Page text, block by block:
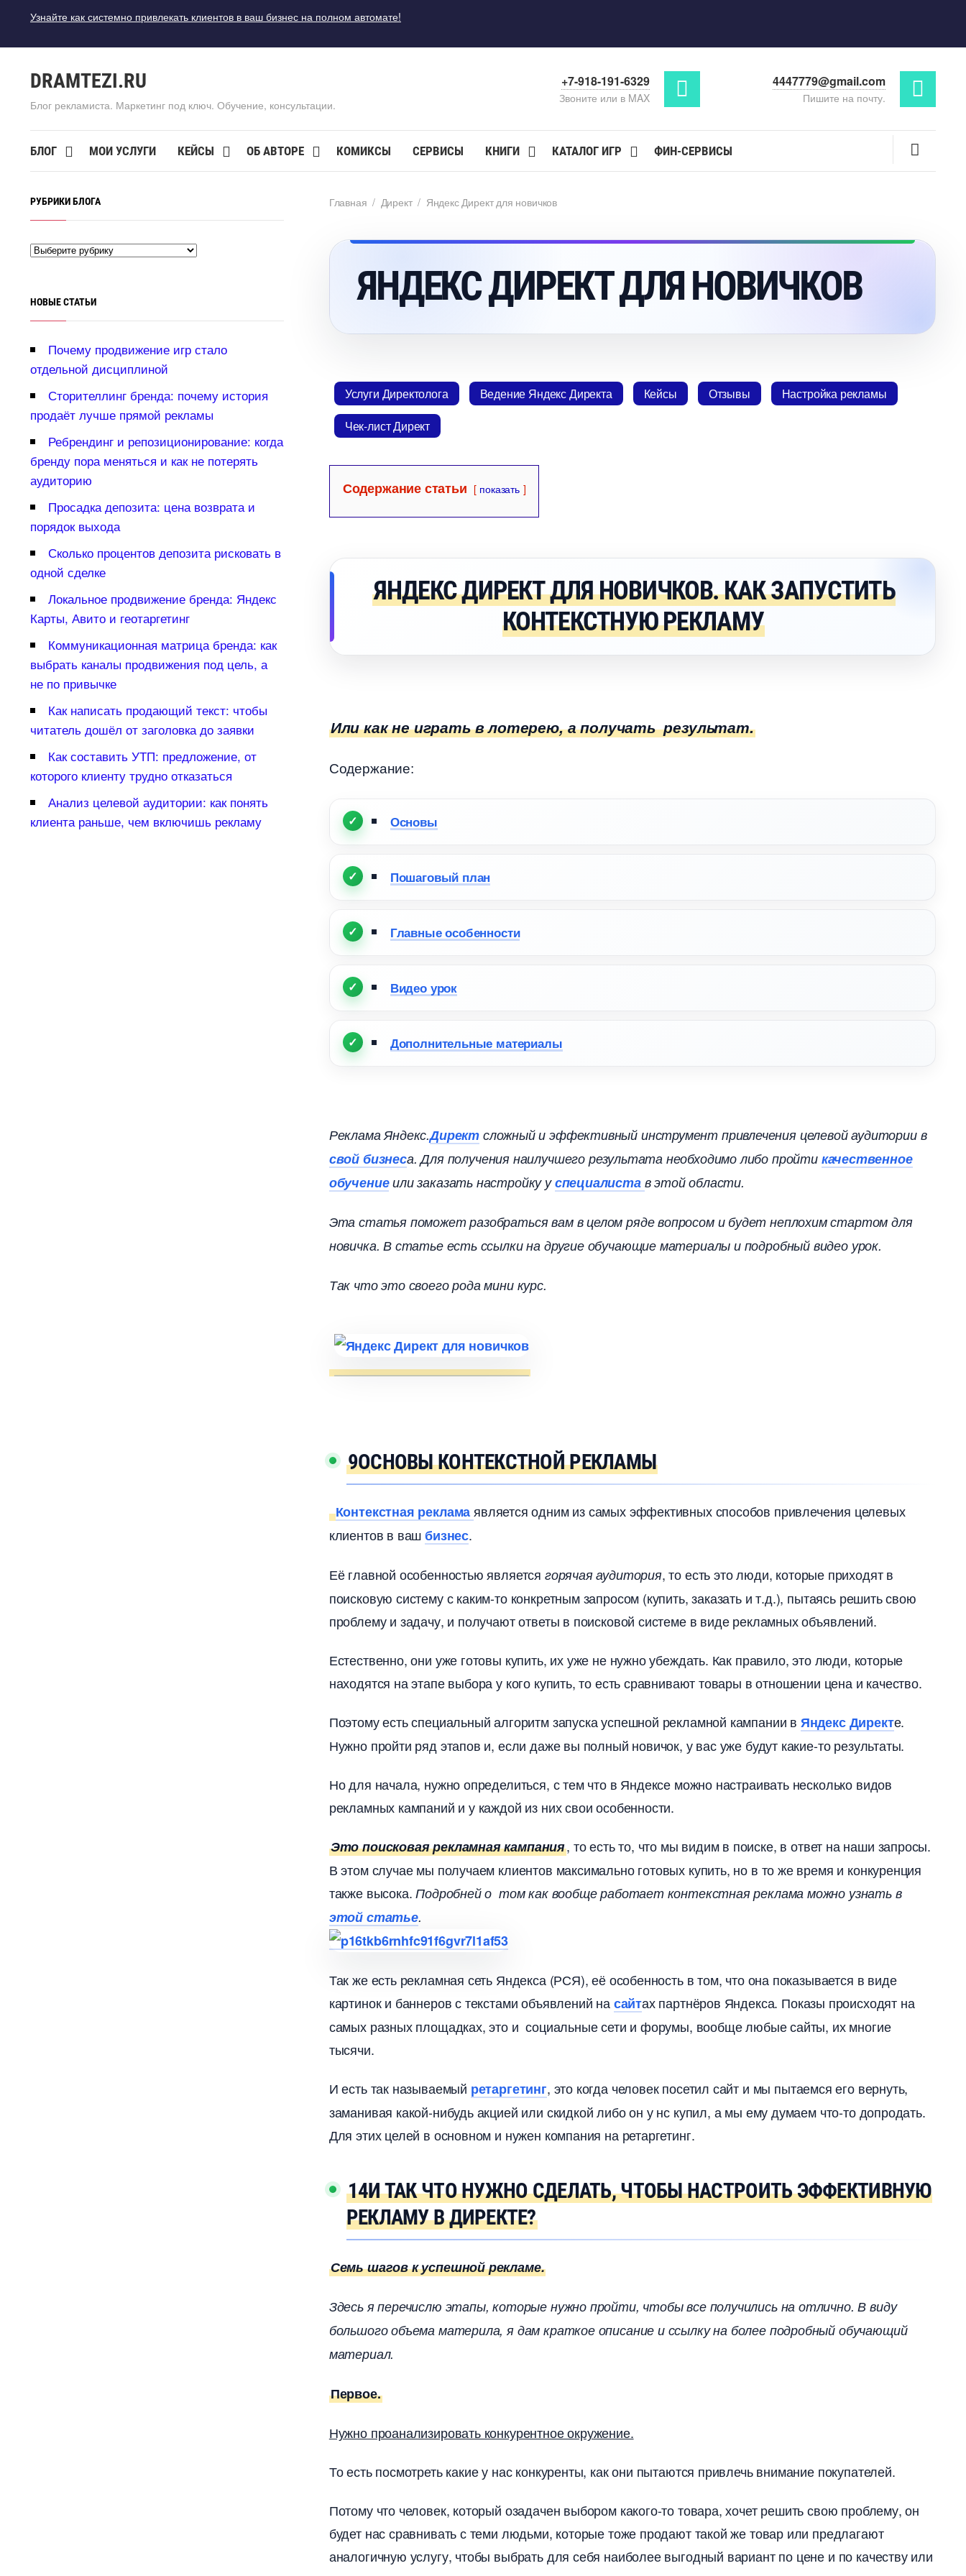
Узнайте как системно привлекать клиентов в ваш бизнес на полном автомате!
DRAMTEZI.RU
Блог рекламиста. Маркетинг под ключ. Обучение, консультации.
+7-918-191-6329
Звоните или в MAX
4447779@gmail.com
Пишите на почту.
БЛОГ МОИ УСЛУГИ КЕЙСЫ ОБ АВТОРЕ КОМИКСЫ СЕРВИСЫ КНИГИ КАТАЛОГ ИГР ФИН-СЕРВИСЫ
Главная / Директ/ Яндекс Директ для новичко
ЯНДЕКС ДИРЕКТ ДЛЯ НОВИЧКО
Услуги Директолога едение Яндекс Директа Кейсы Отзывы
Настройка рекламы
Чек-лист Директ
Содержание статьи показать
ЯНДЕКС ДИРЕКТ ДЛЯ НОВИЧКОВ. КАК ЗАПУСТИТЬ
КОНТЕКСТНУЮ РЕКЛАМУ
Или как не играть в лотерею, а получать результат.
Содержание:
Основы
Пошаговый план
Главные особенности
идео урок
Дополнительные материалы
Реклама Яндекс.Директ сложный и эффективный инструмент привлечения целевой аудитории
свой бизнеса. Для получения наилучшего результата необходимо либо пройти качественное
обучениеили заказать настройку успециалиста этой области.
Эта статья поможет разобраться вам в целом ряде вопросом и будет неплохим стартом для
новичка. В статье есть ссылки на другие обучающие материалы и подробный видео урок.
Так что это своего рода мини курс.
9ОСНОВЫ КОНТЕКСТНОЙ РЕКЛАМЫ
Контекстная рекламаявляется одним из самых эффективных способов привлечения целевых
клиентов в вашизнес.
Её главной особенностью является орячая аудитория, то есть это люди, которые приходят
поисковую систему с каким-то конкретным запросом (купить, заказать и т.д.), пытаясь решить свою
проблему и задачу, и получают ответы в поисковой системе в виде рекламных объявлений.
Естественно, они уже готовы купить, их уже не нужно убеждать. Как правило, это люди, которые
находятся на этапе выбора у кого купить, то есть сравнивают товары в отношении цена и качество.
Поэтому есть специальный алгоритм запуска успешной рекламной кампании Яндекс Директе.
Нужно пройти ряд этапов и, если даже вы полный новичок, у вас уже будут какие-то результаты.
Но для начала, нужно определиться, с тем что в Яндексе можно настраивать несколько видо
рекламных кампаний и у каждой из них свои особенности.
Это поисковая рекламная кампания, то есть то, что мы видим в поиске, в ответ на наши запросы.
этом случае мы получаем клиентов максимально готовых купить, но в то же время и конкуренция
также высока.Подробней о том как вообще работает контекстная реклама можно узнать
этой статье.
Так же есть рекламная сеть Яндекса (РСЯ), её особенность в том, что она показывается в виде
картинок и баннеров с текстами объявлений насайтах партнёров Яндекса. Показы происходят на
самых разных площадках, это и социальные сети и форумы, вообще любые сайты, их многие
тысячи.
И есть так называемый ретаргетин, это когда человек посетил сайт и мы пытаемся его вернуть,
заманивая какой-нибудь акцией или скидкой либо он у нс купил, а мы ему думаем что-то допродать.
Для этих целей в основном и нужен компания на ретаргетинг.
14И ТАК ЧТО НУЖНО СДЕЛАТЬ, ЧТОБЫ НАСТРОИТЬ ЭФФЕКТИВНУЮ
РЕКЛАМУ В ДИРЕКТЕ?
Семь шагов к успешной рекламе.
Здесь я перечислю этапы, которые нужно пройти, чтобы все получились на отлично. В виду
ольшого объема материла, я дам краткое описание и ссылку на более подробный обучающий
материал.
Первое.
Нужно проанализировать конкурентное окружение.
То есть посмотреть какие у нас конкуренты, как они пытаются привлечь внимание покупателей.
Потому что человек, который озадачен выбором какого-то товара, хочет решить свою проблему, он
удет нас сравнивать с теми людьми, которые тоже продают такой же товар или предлагают
аналогичную услугу, чтобы выбрать для себя наиболее выгодный вариант по цене и по качеству или
РУБРИКИ БЛОГА
НОВЫЕ СТАТЬИ
Почему продвижение игр стало
отдельной дисциплиной
Сторителлинг бренда: почему история
продаёт лучше прямой рекламы
Ребрендинг и репозиционирование: когда
ренду пора меняться и как не потерять
аудиторию
Просадка депозита: цена возврата и
порядок выхода
Сколько процентов депозита рисковать
одной сделке
Локальное продвижение бренда: Яндекс
Карты, Авито и геотаргетин
Коммуникационная матрица бренда: как
ыбрать каналы продвижения под цель, а
не по привычке
Как написать продающий текст: чтобы
читатель дошёл от заголовка до заявки
Как составить УТП: предложение, от
которого клиенту трудно отказаться
Анализ целевой аудитории: как понять
клиента раньше, чем включишь рекламу